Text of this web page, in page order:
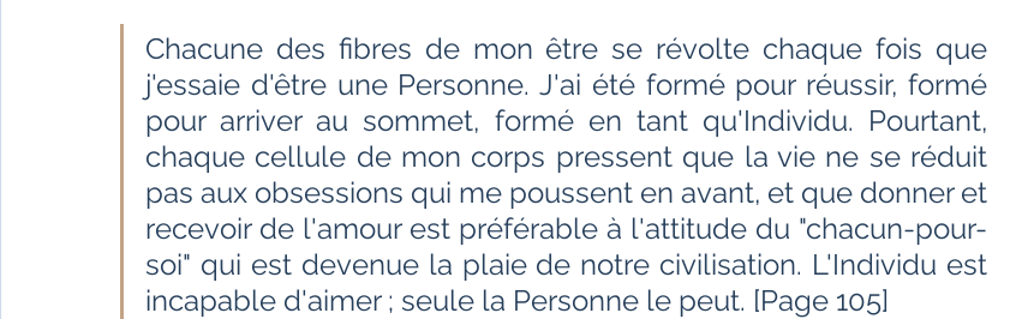
Fêtes indiennes Spiritualité Ayurveda Bien-être Littérature hindi
Littérature tamoule Littérature bengali Littérature malayalam Littérature pendjabi
L'Inde vue par l'Occident Yoga Histoire de l'Inde par les livres
Chacune des fibres de mon être se révolte chaque fois que
j'essaie d'être une Personne. J'ai été formé pour réussir, formé
pour arriver au sommet, formé en tant qu'Individu. Pourtant,
chaque cellule de mon corps pressent que la vie ne se réduit
pas aux obsessions qui me poussent en avant, et que donner et
recevoir de l'amour est préférable à l'attitude du "chacun-pour-
soi" qui est devenue la plaie de notre civilisation. L'Individu est
incapable d'aimer ; seule la Personne le peut. [Page 105]